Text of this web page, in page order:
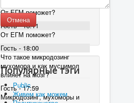
От ЕГМ поможет?
Гость - 18:11
От ЕГМ поможет?
Гость - 18:00
Что такое микродозинг
мухомора и как мусцимол
влияет на мозг?
Гость - 17:59
Микродозинг, мухоморы и
Отмена
Популярные тэги
Public
Живем как можем